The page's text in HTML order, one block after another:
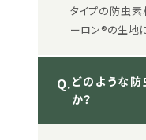
タイプの防虫素
ーロン®の生地
Q.どのような
か？